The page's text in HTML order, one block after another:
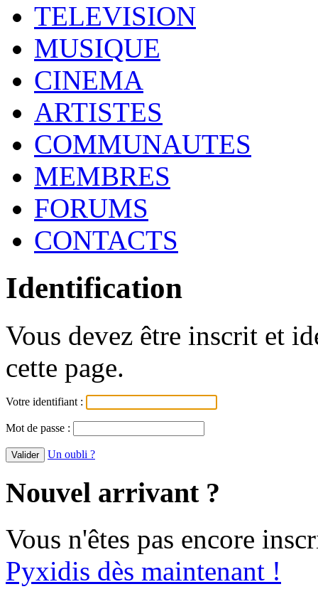
TELEVISION
MUSIQUE
CINEMA
ARTISTES
COMMUNAUTES
MEMBRES
FORUMS
CONTACTS
Identification
Vous devez être inscrit et
cette page.
Votre identifiant :
Mot de passe :
Un oubli ?
Nouvel arrivant ?
Vous n'êtes pas encore
Pyxidis dès maintenant !